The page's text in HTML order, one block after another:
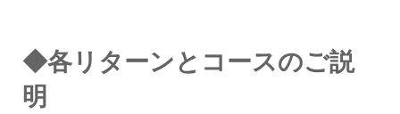
◆各リターンとコースのご説
明